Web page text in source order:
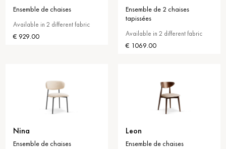
Ensemble de chaises
Available in 2 different fabric
€ 929.00
Ensemble de 2 chaises
tapissées
Available in 2 different fabric
€ 1069.00
Nina
Ensemble de chaises
Leon
Ensemble de chaises